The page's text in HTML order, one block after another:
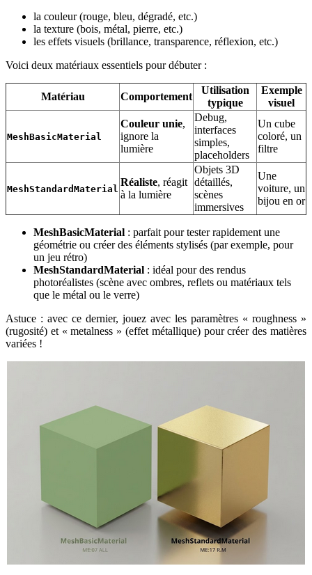
la couleur (rouge, bleu, dégradé, etc.)
la texture (bois, métal, pierre, etc.)
les effets visuels (brillance, transparence, réflexion, etc.)
Voici deux matériaux essentiels pour débuter :
Matériau Comportement
Utilisation
typique
Exemple
visuel
MeshBasicMaterial
Couleur unie,
ignore la
lumière
Debug,
interfaces
simples,
placeholders
Un cube
coloré, un
filtre
MeshStandardMaterial
Réaliste, réagit
à la lumière
Objets 3D
détaillés,
scènes
immersives
Une
voiture, un
bijou en or
MeshBasicMaterial : parfait pour tester rapidement une
géométrie ou créer des éléments stylisés (par exemple, pour
un jeu rétro)
MeshStandardMaterial : idéal pour des rendus
photoréalistes (scène avec ombres, reflets ou matériaux tels
que le métal ou le verre)
Astuce : avec ce dernier, jouez avec les paramètres « roughness »
(rugosité) et « metalness » (effet métallique) pour créer des matières
variées !